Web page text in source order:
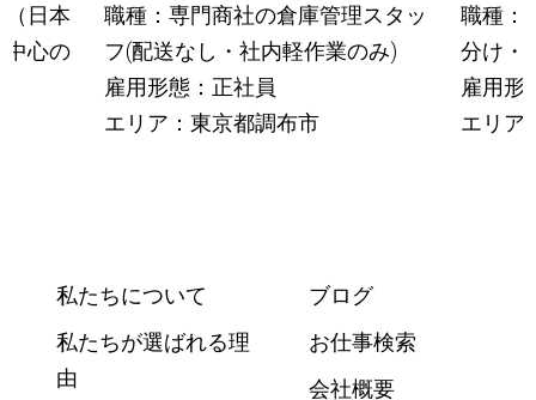
日本
中心の
職種：専門商社の倉庫管理スタッ
フ(配送なし・社内軽作業のみ)
雇用形態：正社員
エリア：東京都調布市
職種：
分け・
雇用形
エリア
私たちについて
私たちが選ばれる理
由
ブログ
お仕事検索
会社概要